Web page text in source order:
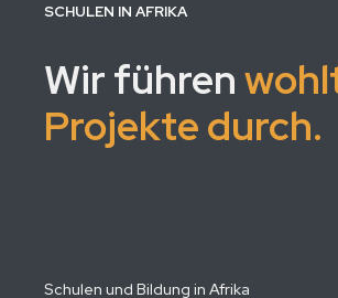
SCHULEN IN AFRIKA
Wir führen
Projekte durch.
Schulen und Bildung in Afrika